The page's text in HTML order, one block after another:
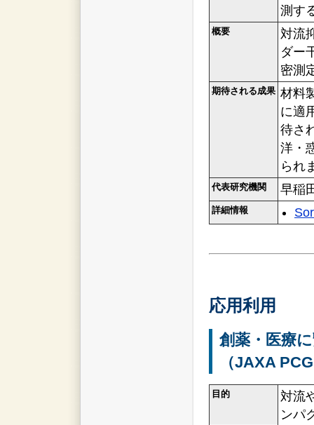
測す
概要
対流
ダー
密測
期待される成果 材料
に適
待さ
洋・
られ
代表研究機関 早稲
詳細情報
応用利用
創薬・医療
（JAXA
目的
対流
ンパ